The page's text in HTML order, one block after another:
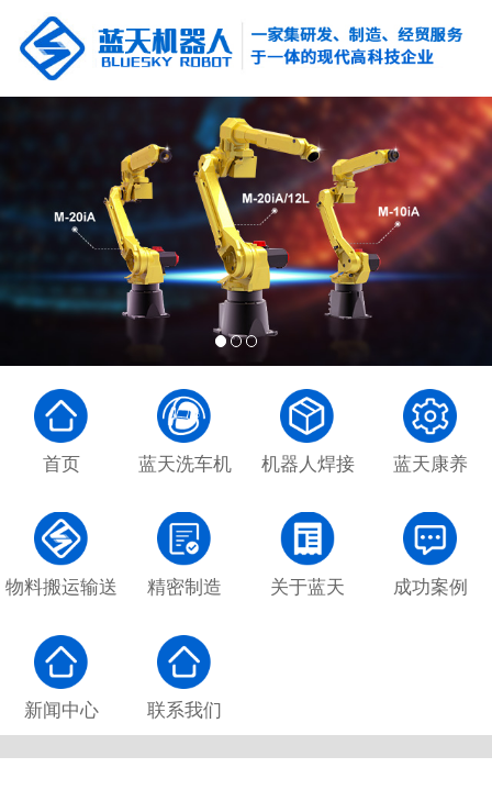
首页 蓝天洗车机 机器人焊接 蓝天康养
物料搬运输送 精密制造 关于蓝天 成功案例
新闻中心 联系我们